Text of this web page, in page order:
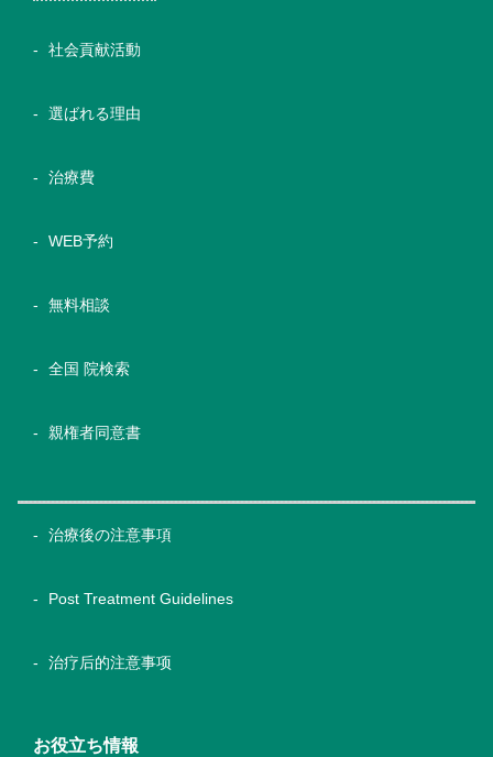
社会貢献活動
選ばれる理由
治療費
WEB予約
無料相談
全国 院検索
親権者同意書
治療後の注意事項
Post Treatment Guidelines
治疗后的注意事项
お役立ち情報